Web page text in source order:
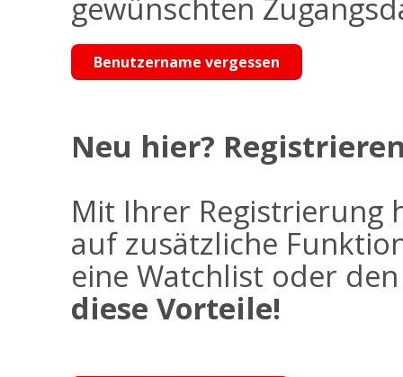
gewünschten
Benutzername vergessen
Neu hier?
Mit Ihrer Registrierung
auf zusätzliche
eine Watchlist oder
diese Vorteile!